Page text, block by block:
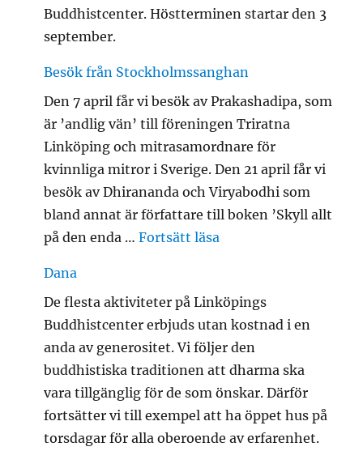
Buddhistcenter. Höstterminen startar den 3
september.
Besök från Stockholmssanghan
Den 7 april får vi besök av Prakashadipa, som
är ’andlig vän’ till föreningen Triratna
Linköping och mitrasamordnare för
kvinnliga mitror i Sverige. Den 21 april får vi
besök av Dhirananda och Viryabodhi som
bland annat är författare till boken ’Skyll allt
på den enda …Fortsätt läsa
Dana
De flesta aktiviteter på Linköpings
Buddhistcenter erbjuds utan kostnad i en
anda av generositet. Vi följer den
buddhistiska traditionen att dharma ska
vara tillgänglig för de som önskar. Därför
fortsätter vi till exempel att ha öppet hus på
torsdagar för alla oberoende av erfarenhet.